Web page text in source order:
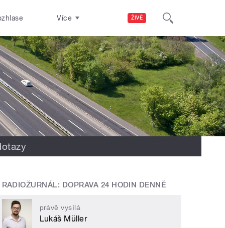
ŽIVĚ
Více
RADIOŽURNÁL: DOPRAVA 24 HODIN DENNĚ
právě vysílá
Lukáš Müller